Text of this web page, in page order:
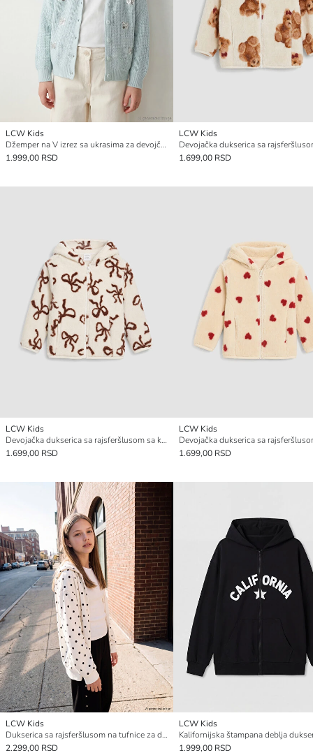
LCW Kids
Džemper na V izrez sa ukrasima za devojčice od trikotaže
1.999,00 RSD
LCW Kids
1.699,00 RSD
LCW Kids
Devojačka dukserica sa rajsferšlusom sa kapuljačom i uzorkom
1.699,00 RSD
LCW Kids
1.699,00 RSD
LCW Kids
Dukserica sa rajsferšlusom na tufnice za devojčice
2.299,00 RSD
LCW Kids
1.999,00 RSD